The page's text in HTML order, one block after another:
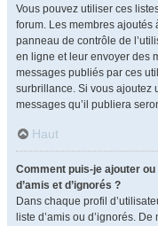
Vous pouvez utiliser ces
forum. Les membres ajoutés
panneau de contrôle de
en ligne et leur envoyer des
messages publiés par ces
surbrillance. Si vous ajoutez
messages qu’il publiera
Haut
Comment puis-je ajouter
d’amis et d’ignorés ?
Dans chaque profil
liste d’amis ou d’ignorés.